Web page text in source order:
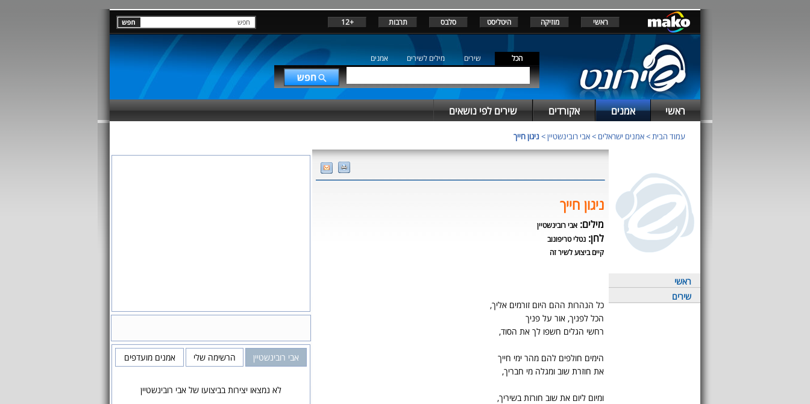
ראשי מוזיקה היטליסט סלבס תרבות +12
הכל שירים מילים לשירים אמנים
ראשי אמנים אקורדים שירים לפי נושאים
עמוד הבית>אמנים ישראלים >אבי רובינשטיין>ניגון חייך
ראשי
שירים
ניגון חייך
מילים: אבי רובינשטיין
לחן: נטלי טריפונוב
קיים ביצוע לשיר זה
כל הנהרות ההם היום זורמים אליך,
הכל לפניך, אור על פניך
רחשי הגלים חשפו לך את הסוד,
הימים חולפים להם מהר ימי חייך
את חוזרת שוב ומגלה מי חבריך,
ומיום ליום את שוב חורזת בשיריך,
אבי רובינשטיין הרשימה שלי אמנים מועדפים
לא נמצאו יצירות בביצועו של אבי רובינשטיין